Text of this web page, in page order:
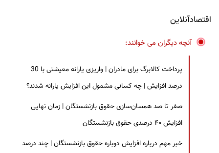
اقتصادآنلاین
آنچه دیگران می خوانند:
پرداخت کالابرگ برای مادران | واریزی یارانه معیشتی با 30
درصد افزایش | چه کسانی مشمول این افزایش یارانه شدند؟
صفر تا صد همسان‌سازی حقوق بازنشستگان | زمان نهایی
افزایش ۴۰ درصدی حقوق بازنشستگان
خبر مهم درباره افزایش دوباره حقوق بازنشستگان | چند درصد